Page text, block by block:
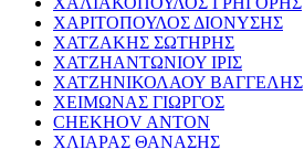
ΧΑΡΙΤΟΠΟΥΛΟΣ ΔΙΟΝΥΣΗΣ
ΧΑΤΖΑΚΗΣ ΣΩΤΗΡΗΣ
ΧΑΤΖΗΑΝΤΩΝΙΟΥ ΙΡΙΣ
ΧΑΤΖΗΝΙΚΟΛΑΟΥ ΒΑΓΓΕΛΗΣ
ΧΕΙΜΩΝΑΣ ΓΙΩΡΓΟΣ
CHEKHOV ANTON
ΧΛΙΑΡΑΣ ΘΑΝΑΣΗΣ